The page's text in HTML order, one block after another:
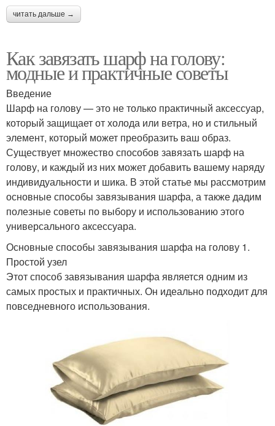
читать дальше →
Как завязать шарф на голову:
модные и практичные советы
Введение
Шарф на голову — это не только практичный аксессуар,
который защищает от холода или ветра, но и стильный
элемент, который может преобразить ваш образ.
Существует множество способов завязать шарф на
голову, и каждый из них может добавить вашему наряду
индивидуальности и шика. В этой статье мы рассмотрим
основные способы завязывания шарфа, а также дадим
полезные советы по выбору и использованию этого
универсального аксессуара.
Основные способы завязывания шарфа на голову 1.
Простой узел
Этот способ завязывания шарфа является одним из
самых простых и практичных. Он идеально подходит для
повседневного использования.